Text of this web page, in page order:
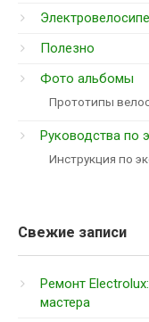
Полезно
Фото альбомы
Прототипы
Руководства по
Инструкция по
Свежие записи
Ремонт
мастера